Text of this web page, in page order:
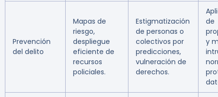
Prevención
del delito
Mapas de
riesgo,
despliegue
eficiente de
recursos
policiales.
Estigmatización
de personas o
colectivos por
predicciones,
vulneración de
derechos.
de
y